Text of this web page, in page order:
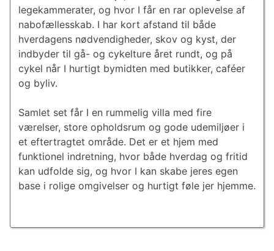
legekammerater, og hvor I får en rar oplevelse af
nabofællesskab. I har kort afstand til både
hverdagens nødvendigheder, skov og kyst, der
indbyder til gå- og cykelture året rundt, og på
cykel når I hurtigt bymidten med butikker, caféer
og byliv.
Samlet set får I en rummelig villa med fire
værelser, store opholdsrum og gode udemiljøer i
et eftertragtet område. Det er et hjem med
funktionel indretning, hvor både hverdag og fritid
kan udfolde sig, og hvor I kan skabe jeres egen
base i rolige omgivelser og hurtigt føle jer hjemme.